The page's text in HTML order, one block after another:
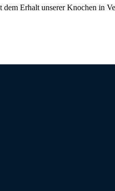
Erhalt unserer Knochen in